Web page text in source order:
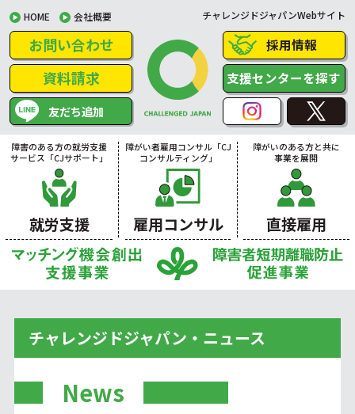
HOME 会社概要 チャレンジドジャパンWebサイト
お問い合わせ
資料請求
友だち追加
採用情報
支援センターを探す
障害のある方の就労支援
サービス「CJサポート」
就労支援
障がい者雇用コンサル「CJ
コンサルティング」
雇用コンサル
障がいのある方と共に
事業を展開
直接雇用
チャレンジドジャパン・ニュース
News